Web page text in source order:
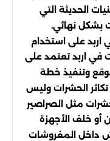
الحديثة التي
بشكل نهائي.
على استخدام
في اربد تعتمد على
وتنفيذ خطة
الحشرات وليس
مثل الصراصير
أو خلف الأجهزة
داخل المفروشات